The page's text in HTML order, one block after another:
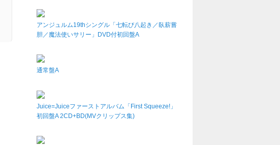
アンジュルム19thシングル「七転び八起き／臥薪嘗
胆／魔法使いサリー」DVD付初回盤A
通常盤A
Juice=Juiceファーストアルバム「First Squeeze!」
初回盤A 2CD+BD(MVクリップス集)